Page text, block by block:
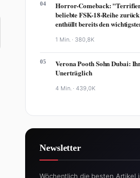
04
Horror-Comeback:
beliebte FSK-18-Reihe
enthüllt bereits den
1 Min. · 380,8K
05
Verona Pooth Sohn Dubai:
Unerträglich
4 Min. ·439,0K
Newsletter
Wöchentlich die besten Artikel